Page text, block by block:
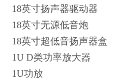
18英寸扬声器驱动器
18英寸无源低音炮
18英寸超低音扬声器盒
1U D类功率放大器
1U功放